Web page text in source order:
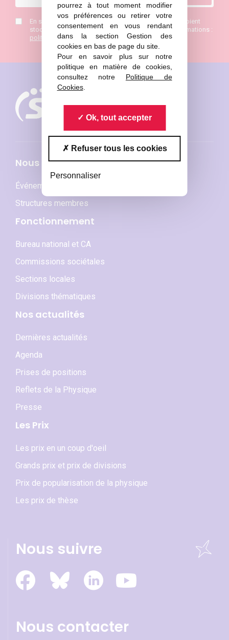
pourrez à tout moment modifier
vos préférences ou retirer votre
consentement en vous rendant
dans la section Gestion des
cookies en bas de page du site.
Pour en savoir plus sur notre
politique en matière de cookies,
consultez notre Politique de
Cookies.
Ok, tout accepter
Refuser tous les cookies
Personnaliser
En saisissant mon mail j’accepte que mes données soient
stockées et de recevoir la newsletter SFP. Plus d’informations :
politique de confidentialité*
Nous connaître
Événements phares
Structures membres
Fonctionnement
Bureau national et CA
Commissions sociétales
Sections locales
Divisions thématiques
Nos actualités
Dernières actualités
Agenda
Prises de positions
Reflets de la Physique
Presse
Les Prix
Les prix en un coup d'oeil
Grands prix et prix de divisions
Prix de popularisation de la physique
Les prix de thèse
Nous suivre
Nous contacter